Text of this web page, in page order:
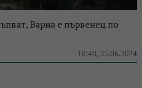
Варна е първенец по
10:40, 25.06.2024